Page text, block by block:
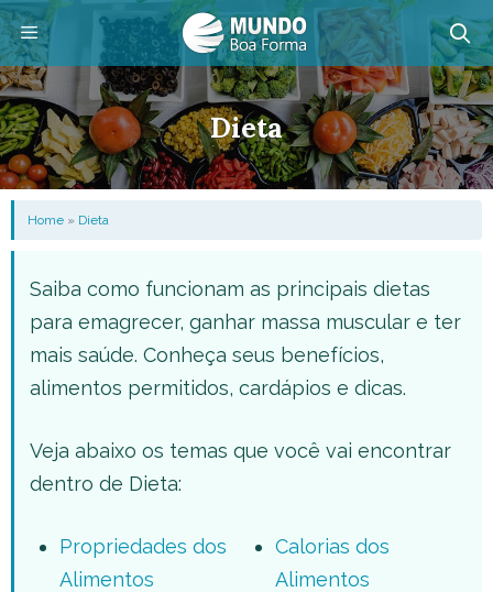
Pular
para
o
conteúdo
Menu
Dieta
Home » Dieta
Saiba como funcionam as principais dietas
para emagrecer, ganhar massa muscular e ter
mais saúde. Conheça seus benefícios,
alimentos permitidos, cardápios e dicas.
Veja abaixo os temas que você vai encontrar
dentro de Dieta:
Propriedades dos
Alimentos
Calorias dos
Alimentos